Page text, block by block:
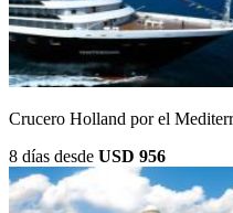
Crucero Holland por el
8 días desde USD 956